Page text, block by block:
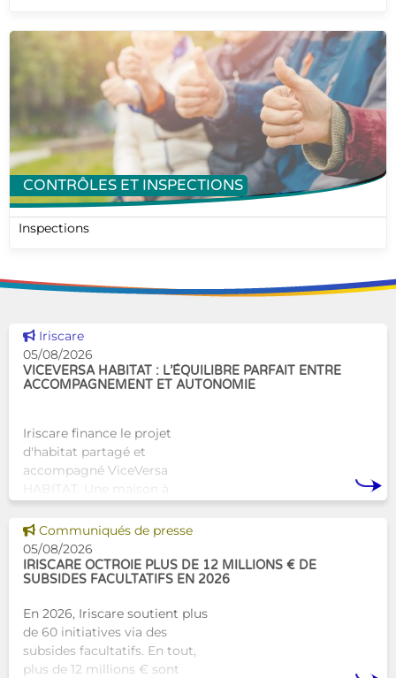
CONTRÔLES ET INSPECTIONS
Inspections
Voir cette news
Iriscare
05/08/2026
VICEVERSA HABITAT : L’ÉQUILIBRE PARFAIT ENTRE
ACCOMPAGNEMENT ET AUTONOMIE
Iriscare finance le projet
d'habitat partagé et
accompagné ViceVersa
HABITAT. Une maison à
alternative innovante et
humaine aux structures
d’hébergement traditionnel
Voir cette news
Communiqués de presse
05/08/2026
IRISCARE OCTROIE PLUS DE 12 MILLIONS € DE
SUBSIDES FACULTATIFS EN 2026
En 2026, Iriscare soutient plus
de 60 initiatives via des
subsides facultatifs. En tout,
plus de 12 millions € sont